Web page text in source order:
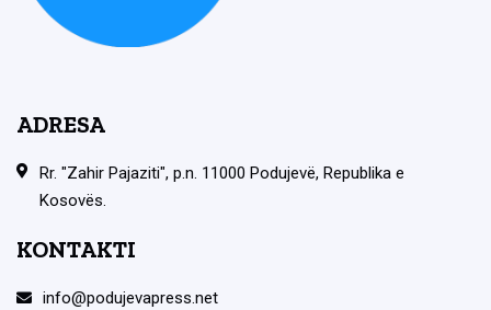
ADRESA
Rr. "Zahir Pajaziti", p.n. 11000 Podujevë, Republika e
Kosovës.
KONTAKTI
info@podujevapress.net